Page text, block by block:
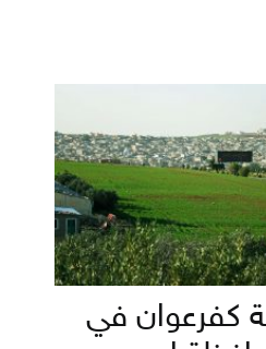
كفرعوان في